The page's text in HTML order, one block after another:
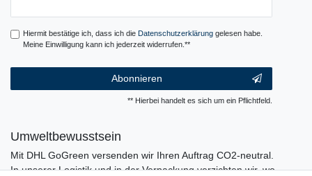
Hiermit bestätige ich, dass ich die Daten­schutz­erklärunggelesen habe.
Meine Einwilligung kann ich jederzeit widerrufen.**
Abonnieren
** Hierbei handelt es sich um ein Pflichtfeld.
Umweltbewusstsein
Mit DHL GoGreen versenden wir Ihren Auftrag CO2-neutral.
In unserer Logistik und in der Verpackung verzichten wir, wo